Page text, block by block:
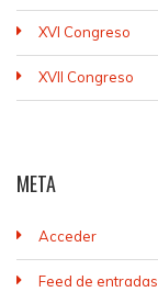
XVI Congreso
XVII Congreso
META
Acceder
Feed de entradas